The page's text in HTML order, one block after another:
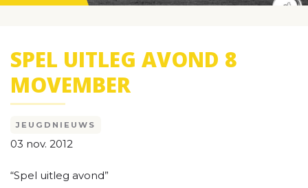
SPEL UITLEG AVOND 8
MOVEMBER
JEUGDNIEUWS
03 nov. 2012
“Spel uitleg avond”